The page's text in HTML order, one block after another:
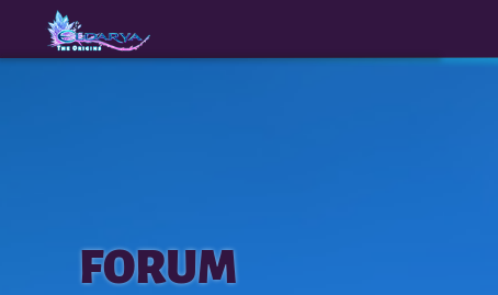
The
Origins
FORUM